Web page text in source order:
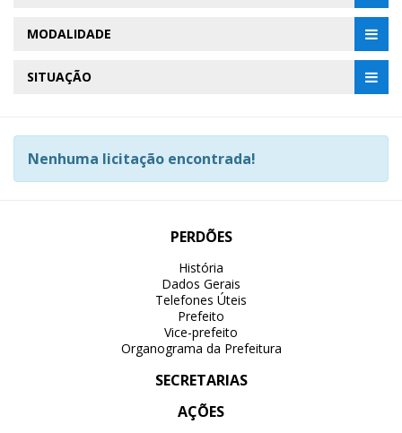
MODALIDADE
SITUAÇÃO
Nenhuma licitação encontrada!
PERDÕES
História
Dados Gerais
Telefones Úteis
Prefeito
Vice-prefeito
Organograma da Prefeitura
SECRETARIAS
AÇÕES